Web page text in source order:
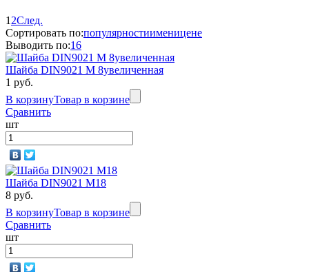
1 2След.
Сортировать по:популярностиименицене
Выводить по:16
Шайба DIN9021 М 8увеличенная
1 руб.
В корзинуТовар в корзине
Сравнить
шт
Шайба DIN9021 М18
8 руб.
В корзинуТовар в корзине
Сравнить
шт